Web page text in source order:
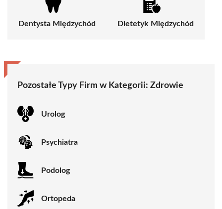
Dentysta Międzychód Dietetyk Międzychód
Pozostałe Typy Firm w Kategorii: Zdrowie
Urolog
Psychiatra
Podolog
Ortopeda